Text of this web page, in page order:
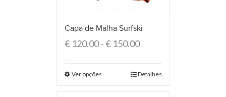
Capa de Malha Surfski
€120.00–€150.00
Ver opções Detalhes